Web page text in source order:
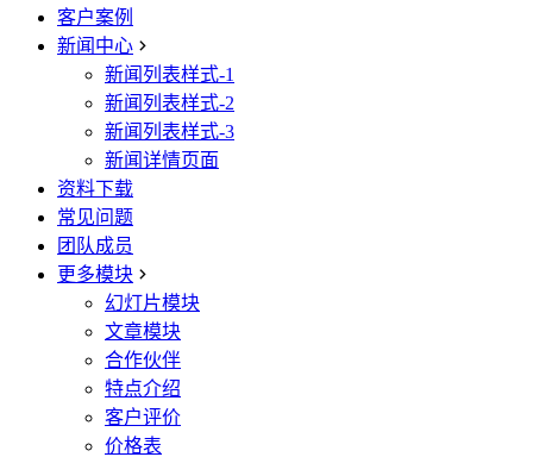
客户案例
新闻中心
新闻列表样式-1
新闻列表样式-2
新闻列表样式-3
新闻详情页面
资料下载
常见问题
团队成员
更多模块
幻灯片模块
文章模块
合作伙伴
特点介绍
客户评价
价格表